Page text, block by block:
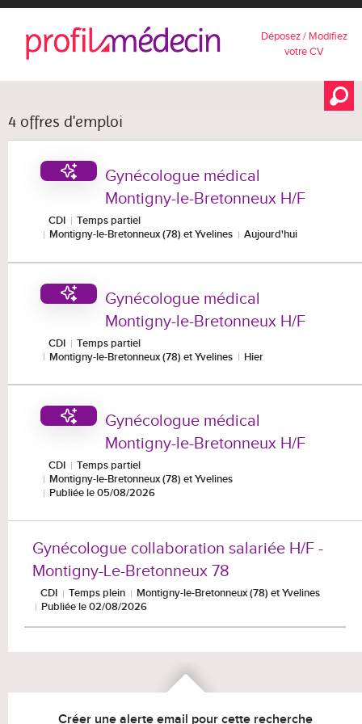
Déposez / Modifiez
votre CV
4 offres d'emploi
Gynécologue médical
Montigny-le-Bretonneux H/F
CDI
Temps partiel
Montigny-le-Bretonneux (78) et Yvelines
Aujourd'hui
Gynécologue médical
Montigny-le-Bretonneux H/F
CDI
Temps partiel
Montigny-le-Bretonneux (78) et Yvelines
Hier
Gynécologue médical
Montigny-le-Bretonneux H/F
CDI
Temps partiel
Montigny-le-Bretonneux (78) et Yvelines
Publiée le 05/08/2026
Gynécologue collaboration salariée H/F -
Montigny-Le-Bretonneux 78
CDI Temps plein
Montigny-le-Bretonneux (78) et Yvelines
Publiée le 02/08/2026
Créer une alerte email pour cette recherche